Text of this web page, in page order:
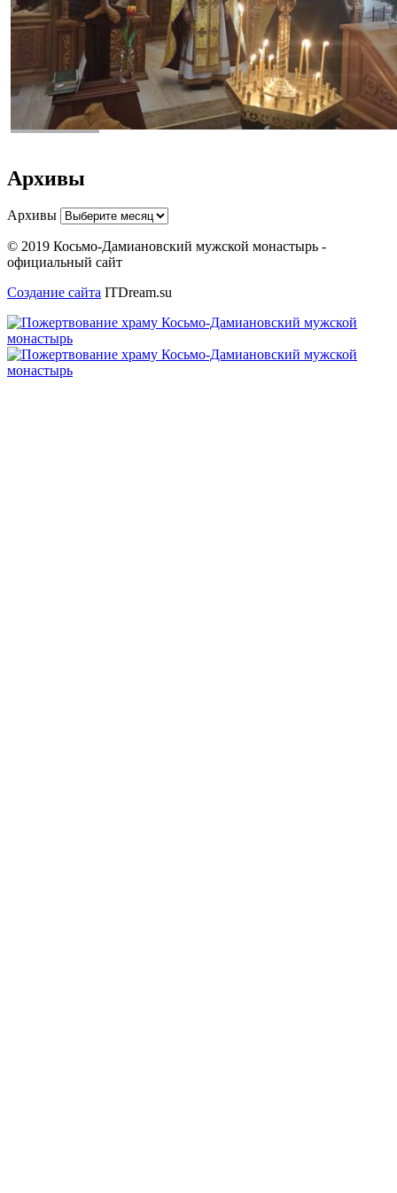
Архивы
Архивы
© 2019 Косьмо-Дамиановский мужской монастырь -
официальный сайт
Создание сайта ITDream.su